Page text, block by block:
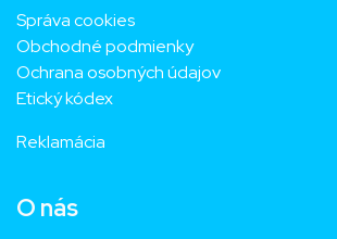
Správa cookies
Obchodné podmienky
Ochrana osobných údajov
Etický kódex
Reklamácia
O nás